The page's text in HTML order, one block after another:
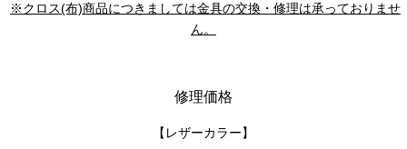
※クロス(布)商品につきましては金具の交換・修理は承っておりませ
ん。
修理価格
【レザーカラー】